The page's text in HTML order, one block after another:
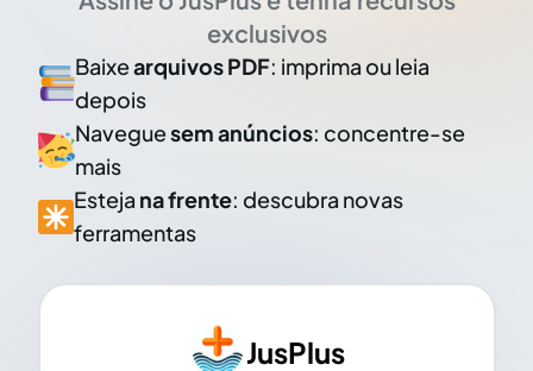
exclusivos
Baixearquivos PDF: imprima ou leia
depois
Naveguesem anúncios: concentre-se
mais
Esteja na frente: descubra novas
ferramentas
JusPlus